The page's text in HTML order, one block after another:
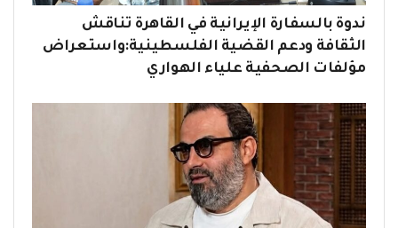
ندوة بالسفارة الإيرانية في القاهرة تناقش
الثقافة ودعم القضية الفلسطينية:واستعراض
مؤلفات الصحفية علياء الهواري